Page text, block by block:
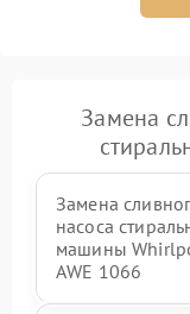
Замена
Замена
насоса
машины
AWE 1066